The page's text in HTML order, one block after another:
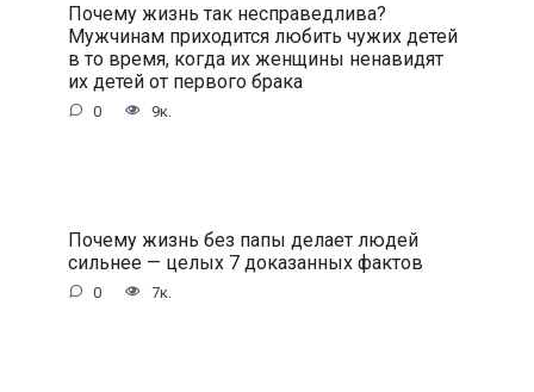
Почему жизнь так несправедлива?
Мужчинам приходится любить чужих детей
в то время, когда их женщины ненавидят
их детей от первого брака
0 9к.
Почему жизнь без папы делает людей
сильнее — целых 7 доказанных фактов
0 7к.